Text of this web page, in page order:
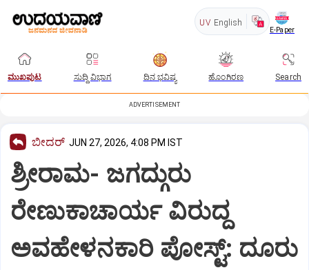
UV English
E-Paper
ಮುಖಪುಟ ಸುದ್ದಿ ವಿಭಾಗ ದಿನ ಭವಿಷ್ಯ ಹೊಂಗಿರಣ Search
ADVERTISEMENT
ಬೀದರ್ JUN 27, 2026, 4:08 PM IST
ಶ್ರೀರಾಮ- ಜಗದ್ಗುರು
ರೇಣುಕಾಚಾರ್ಯ ವಿರುದ್ದ
ಅವಹೇಳನಕಾರಿ ಪೋಸ್ಟ್:‌ ದೂರು